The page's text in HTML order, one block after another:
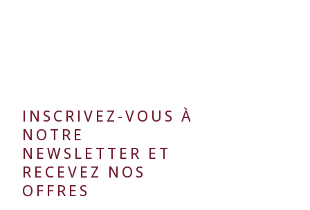
INSCRIVEZ-VOUS À
NOTRE
NEWSLETTER ET
RECEVEZ NOS
OFFRES